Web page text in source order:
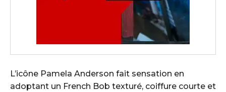
L’icône Pamela Anderson fait sensation en
adoptant un French Bob texturé, coiffure courte et